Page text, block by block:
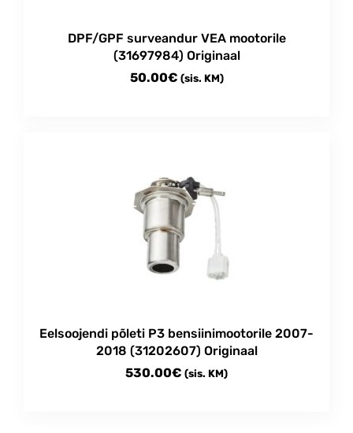
DPF/GPF surveandur VEA mootorile
(31697984) Originaal
50.00€ (sis. KM)
Eelsoojendi põleti P3 bensiinimootorile 2007-
2018 (31202607) Originaal
530.00€ (sis. KM)